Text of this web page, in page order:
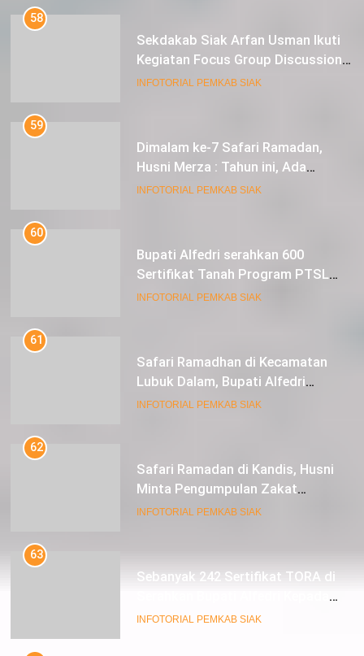
58
Sekdakab Siak Arfan Usman Ikuti
Kegiatan Focus Group Discussion
Tentang Kebijakan Penganggaran
INFOTORIAL PEMKAB SIAK
59
Dimalam ke-7 Safari Ramadan,
Husni Merza : Tahun ini, Ada
Perbaikan Jalan Lintas Siak ke
INFOTORIAL PEMKAB SIAK
60
Bupati Alfedri serahkan 600
Sertifikat Tanah Program PTSL
kepada Masyarakat Tualang
INFOTORIAL PEMKAB SIAK
61
Safari Ramadhan di Kecamatan
Lubuk Dalam, Bupati Alfedri
Mengingatkan Masyarakat
INFOTORIAL PEMKAB SIAK
62
Safari Ramadan di Kandis, Husni
Minta Pengumpulan Zakat
Meningkat
INFOTORIAL PEMKAB SIAK
63
Sebanyak 242 Sertifikat TORA di
Masyarakat Kerinci Kiri
INFOTORIAL PEMKAB SIAK